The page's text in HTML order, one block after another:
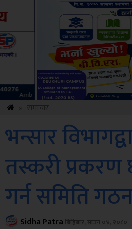
भन्सार
तस्करी प्रकरण
गर्न समिति
Sidha Patraबिहिबार, साउन ०४, २०८०